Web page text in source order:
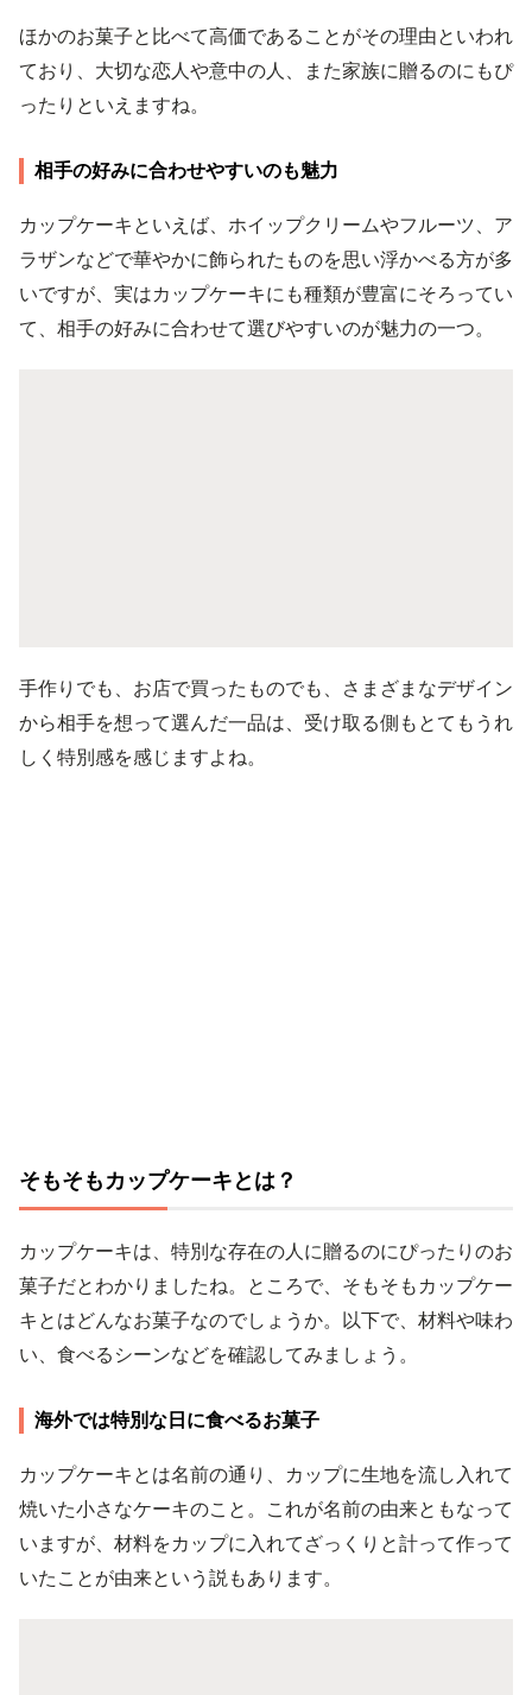
ほかのお菓子と比べて高価であることがその理由といわれ
ており、大切な恋人や意中の人、また家族に贈るのにもぴ
ったりといえますね。
相手の好みに合わせやすいのも魅力
カップケーキといえば、ホイップクリームやフルーツ、ア
ラザンなどで華やかに飾られたものを思い浮かべる方が多
いですが、実はカップケーキにも種類が豊富にそろってい
て、相手の好みに合わせて選びやすいのが魅力の一つ。
手作りでも、お店で買ったものでも、さまざまなデザイン
から相手を想って選んだ一品は、受け取る側もとてもうれ
しく特別感を感じますよね。
そもそもカップケーキとは？
カップケーキは、特別な存在の人に贈るのにぴったりのお
菓子だとわかりましたね。ところで、そもそもカップケー
キとはどんなお菓子なのでしょうか。以下で、材料や味わ
い、食べるシーンなどを確認してみましょう。
海外では特別な日に食べるお菓子
カップケーキとは名前の通り、カップに生地を流し入れて
焼いた小さなケーキのこと。これが名前の由来ともなって
いますが、材料をカップに入れてざっくりと計って作って
いたことが由来という説もあります。